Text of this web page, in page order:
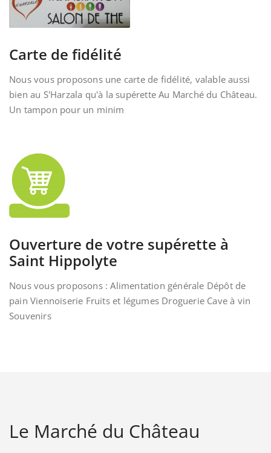
Carte de fidélité
Nous vous proposons une carte de fidélité, valable aussi
bien au S'Harzala qu'à la supérette Au Marché du Château.
Un tampon pour un minim
Ouverture de votre supérette à
Saint Hippolyte
Nous vous proposons : Alimentation générale Dépôt de
pain Viennoiserie Fruits et légumes Droguerie Cave à vin
Souvenirs
Le Marché du Château